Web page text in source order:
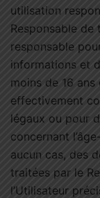
utilisation
Responsable
responsable
informations et
moins de 16 ans
effectivement
légaux ou pour
concernant
aucun cas, des
traitées par le
l’Utilisateur